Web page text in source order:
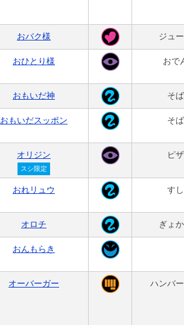
おバク様 ジュ
おひとり様 おで
おもいだ神 そば
おもいだスッポン そば
オリジン
スシ限定
ピザ
おれリュウ すし
オロチ ぎょ
おんもらき
オーバーガー ハンバ